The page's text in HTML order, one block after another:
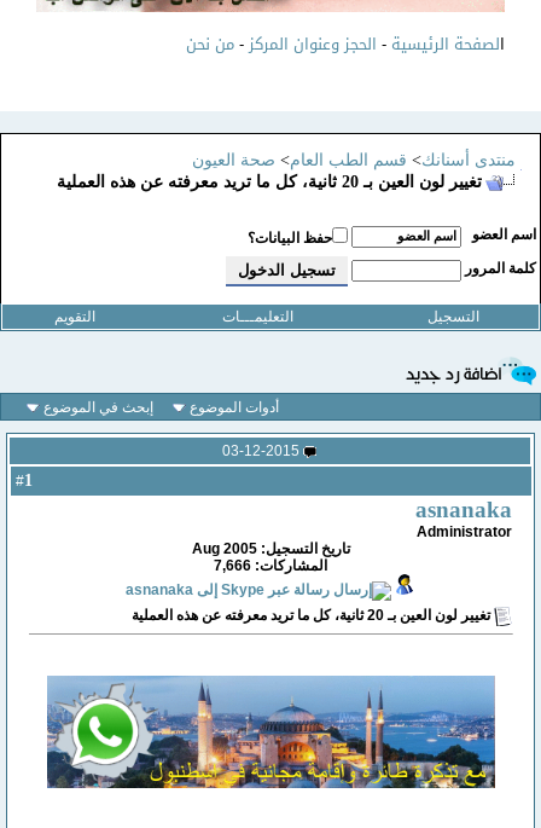
لصفحة الرئيسية-الحجز وعنوان المركز-من نحن
منتدى أسنانك>قسم الطب العام>صحة العيون
تغيير لون العين بـ 20 ثانية، كل ما تريد معرفته عن هذه العملية
اسم العضو
حفظ البيانات؟
كلمة المرور
التسجيل التعليمـــات التقويم
أدوات الموضوع إبحث في الموضوع
03-12-2015
asnanaka
Administrator
تاريخ التسجيل: Aug 2005
المشاركات: 7,666
تغيير لون العين بـ 20 ثانية، كل ما تريد معرفته عن هذه العملية